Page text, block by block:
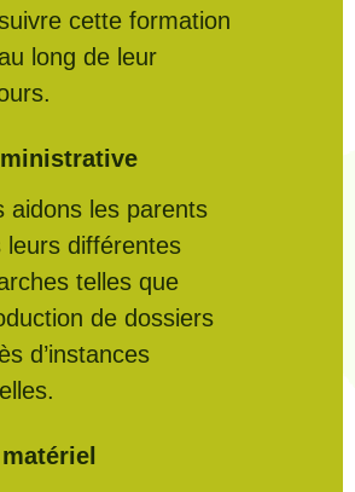
cette formation
long de leur
aidons les parents
leurs différentes
telles que
de dossiers
d’instances